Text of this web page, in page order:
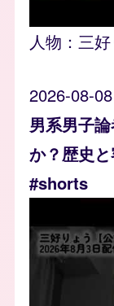
人物： 三
2026-08-08
男系男子
か？歴史
#shorts